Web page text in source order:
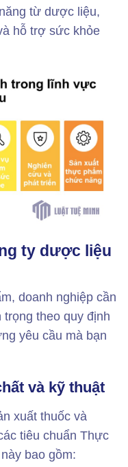
từ dược liệu,
hỗ trợ sức khỏe
ty dược liệu
doanh nghiệp cần
theo quy định
yêu cầu mà bạn
và kỹ thuật
xuất thuốc và
tiêu chuẩn Thực
bao gồm: